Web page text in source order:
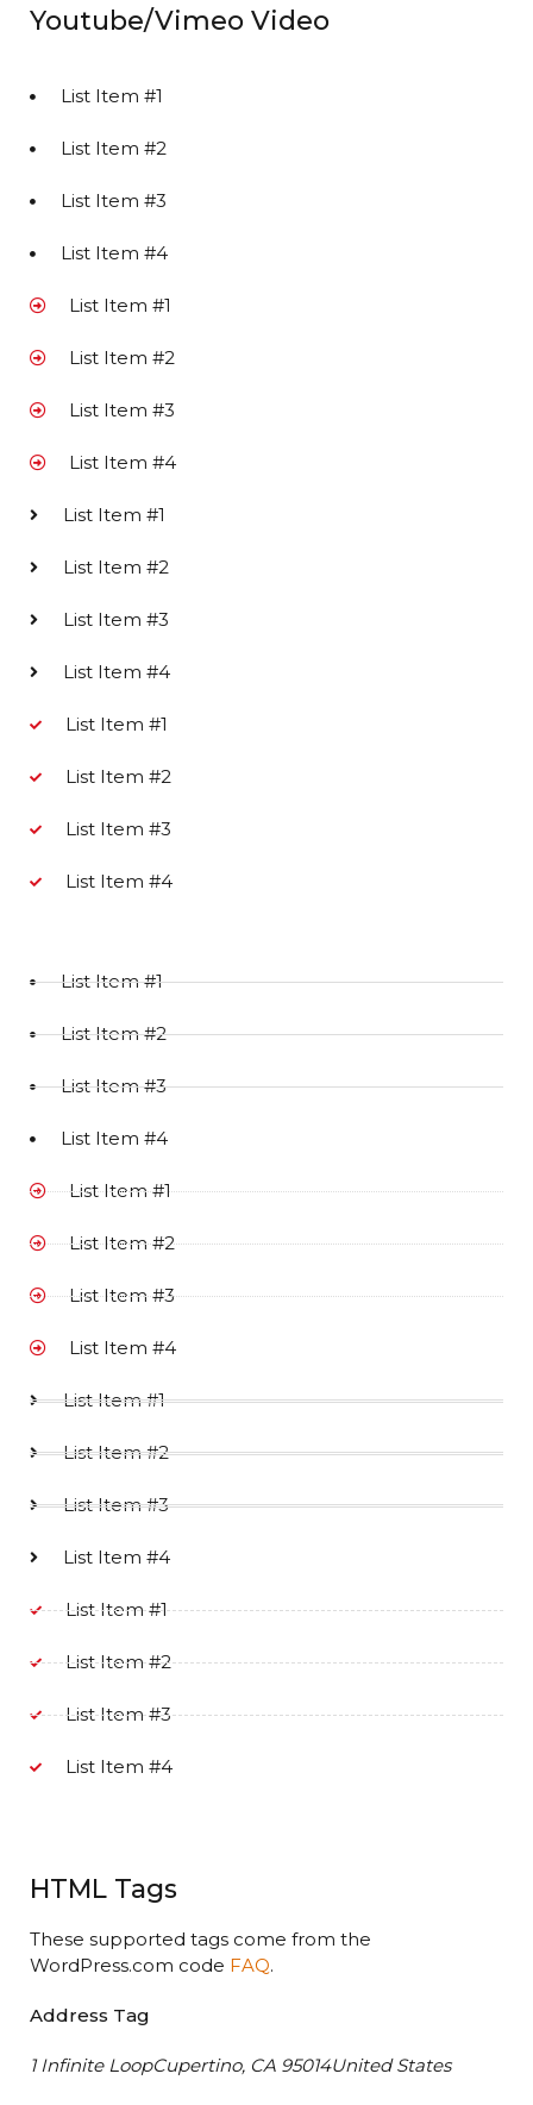
Youtube/Vimeo Video
List Item #1
List Item #2
List Item #3
List Item #4
List Item #1
List Item #2
List Item #3
List Item #4
List Item #1
List Item #2
List Item #3
List Item #4
List Item #1
List Item #2
List Item #3
List Item #4
List Item #1
List Item #2
List Item #3
List Item #4
List Item #1
List Item #2
List Item #3
List Item #4
List Item #1
List Item #2
List Item #3
List Item #4
List Item #1
List Item #2
List Item #3
List Item #4
HTML Tags
These supported tags come from the
WordPress.com code FAQ.
Address Tag
1 Infinite LoopCupertino, CA 95014United States